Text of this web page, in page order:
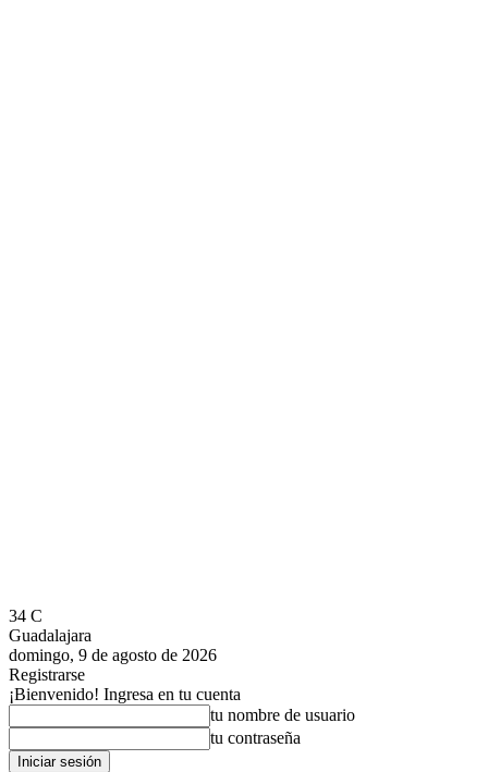
34 C
Guadalajara
domingo, 9 de agosto de 2026
Registrarse
¡Bienvenido! Ingresa en tu cuenta
tu nombre de usuario
tu contraseña